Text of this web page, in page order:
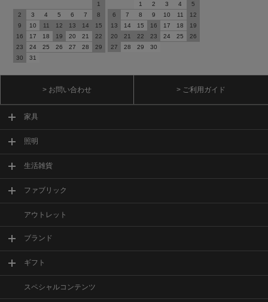
1
2
3 4 5 6 7
8
9
10 11 12 13 14
15
16
17 18 19 20 21
22
23
24 25 26 27 28
29
30
31
1
2 3 4
5
6
7 8 9 10 11
12
13
14 15 16 17 18
19
20
21 22 23 24 25
26
27
28 29 30
> お問い合わせ > ご利用ガイド
家具
照明
生活雑貨
ファブリック
アウトレット
ブランド
ギフト
スペシャルコンテンツ